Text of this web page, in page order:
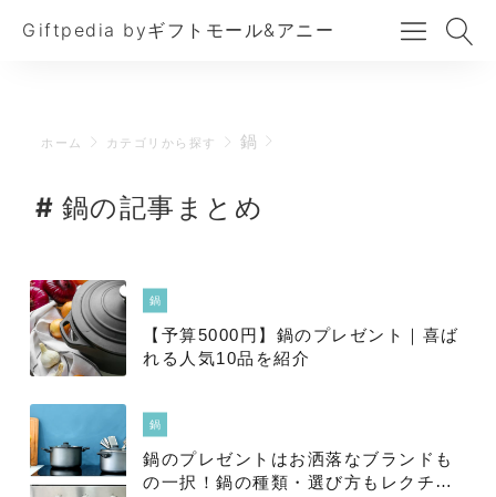
Giftpedia byギフトモール&アニー
ホーム カテゴリから探す 鍋
鍋の記事まとめ
鍋
【予算5000円】鍋のプレゼント｜喜ば
れる人気10品を紹介
鍋
鍋のプレゼントはお洒落なブランドも
の一択！鍋の種類・選び方もレクチャ